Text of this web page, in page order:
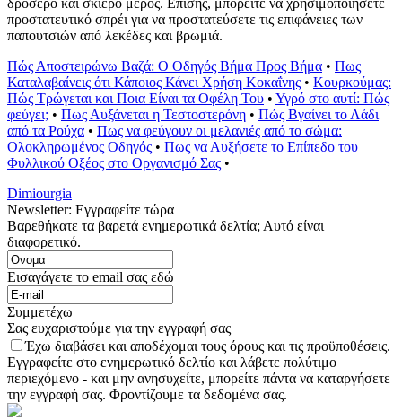
δροσερό και σκιερό μέρος. Επίσης, μπορείτε να χρησιμοποιήσετε
προστατευτικό σπρέι για να προστατεύσετε τις επιφάνειες των
παπουτσιών από λεκέδες και βρωμιά.
Πώς Αποστειρώνω Βαζά: Ο Οδηγός Βήμα Προς Βήμα • Πως
Καταλαβαίνεις ότι Κάποιος Κάνει Χρήση Κοκαΐνης • Κουρκούμας:
Πώς Τρώγεται και Ποια Είναι τα Οφέλη Του • Υγρό στο αυτί: Πώς
φεύγει; • Πως Αυξάνεται η Τεστοστερόνη • Πώς Βγαίνει το Λάδι
από τα Ρούχα • Πως να φεύγουν οι μελανιές από το σώμα:
Ολοκληρωμένος Οδηγός • Πως να Αυξήσετε το Επίπεδο του
Φυλλικού Οξέος στο Οργανισμό Σας •
Dimiourgia
Newsletter: Εγγραφείτε τώρα
Βαρεθήκατε τα βαρετά ενημερωτικά δελτία; Αυτό είναι
διαφορετικό.
Εισαγάγετε το email σας εδώ
Συμμετέχω
Σας ευχαριστούμε για την εγγραφή σας
Έχω διαβάσει και αποδέχομαι τους όρους και τις προϋποθέσεις.
Εγγραφείτε στο ενημερωτικό δελτίο και λάβετε πολύτιμο
περιεχόμενο - και μην ανησυχείτε, μπορείτε πάντα να καταργήσετε
την εγγραφή σας. Φροντίζουμε τα δεδομένα σας.